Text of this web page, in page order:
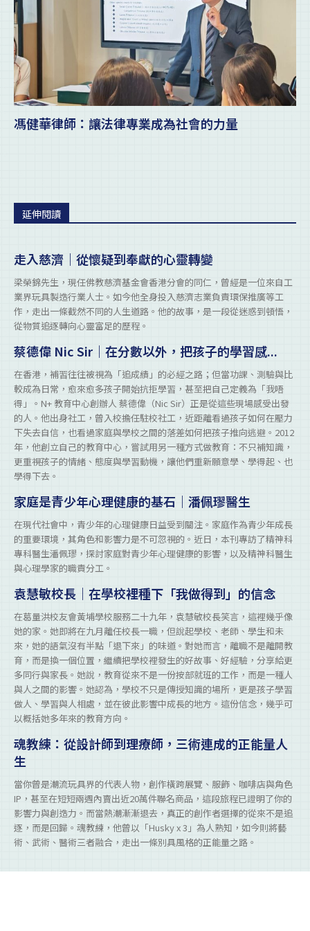
馮健華律師：讓法律專業成為社會的力量
延伸閱讀
走入慈濟｜從懷疑到奉獻的心靈轉變
梁榮錦先生，現任佛教慈濟基金會香港分會的同仁，曾經是一位來自工
業界玩具製造行業人士。如今他全身投入慈濟志業負責環保推廣等工
作，走出一條截然不同的人生道路。他的故事，是一段從迷惑到頓悟，
從物質追逐轉向心靈富足的歷程。
蔡德偉 Nic Sir｜在分數以外，把孩子的學習感...
在香港，補習往往被視為「追成績」的必經之路；但當功課、測驗與比
較成為日常，愈來愈多孩子開始抗拒學習，甚至把自己定義為「我唔
得」。N+ 教育中心創辦人 蔡德偉（Nic Sir）正是從這些現場感受出發
的人。他出身社工，曾入校擔任駐校社工，近距離看過孩子如何在壓力
下失去自信，也看過家庭與學校之間的落差如何把孩子推向逃避。2012
年，他創立自己的教育中心，嘗試用另一種方式做教育：不只補知識，
更重視孩子的情緒、態度與學習動機，讓他們重新願意學、學得起、也
學得下去。
家庭是青少年心理健康的基石｜潘佩璆醫生
在現代社會中，青少年的心理健康日益受到關注。家庭作為青少年成長
的重要環境，其角色和影響力是不可忽視的。近日，本刊專訪了精神科
專科醫生潘佩璆，探討家庭對青少年心理健康的影響，以及精神科醫生
與心理學家的職責分工。
袁慧敏校長｜在學校裡種下「我做得到」的信念
在葛量洪校友會黃埔學校服務二十九年，袁慧敏校長笑言，這裡幾乎像
她的家。她即將在九月離任校長一職，但說起學校、老師、學生和未
來，她的語氣沒有半點「退下來」的味道。對她而言，離職不是離開教
育，而是換一個位置，繼續把學校裡發生的好故事、好經驗，分享給更
多同行與家長。她說，教育從來不是一份按部就班的工作，而是一種人
與人之間的影響。她認為，學校不只是傳授知識的場所，更是孩子學習
做人、學習與人相處，並在彼此影響中成長的地方。這份信念，幾乎可
以概括她多年來的教育方向。
魂教練：從設計師到理療師，三術連成的正能量人
生
當你曾是潮流玩具界的代表人物，創作橫跨展覽、服飾、咖啡店與角色
IP，甚至在短短兩週內賣出近20萬件聯名商品，這段旅程已證明了你的
影響力與創造力。而當熱潮漸漸退去，真正的創作者選擇的從來不是追
逐，而是回歸。魂教練，他曾以「Husky x 3」為人熟知，如今則將藝
術、武術、醫術三者融合，走出一條別具風格的正能量之路。